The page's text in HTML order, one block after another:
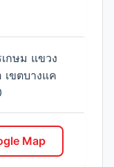
กษม แขวง
เขตบางแค
Map